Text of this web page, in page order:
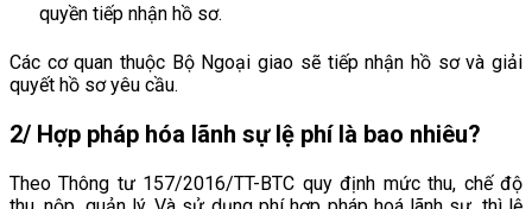
quyền tiếp nhận hồ sơ.
Các cơ quan thuộc Bộ Ngoại giao sẽ tiếp nhận hồ sơ và giải
quyết hồ sơ yêu cầu.
2/ Hợp pháp hóa lãnh sự lệ phí là bao nhiêu?
Theo Thông tư 157/2016/TT-BTC quy định mức thu, chế độ